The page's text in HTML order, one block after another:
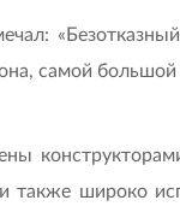
самой
широко